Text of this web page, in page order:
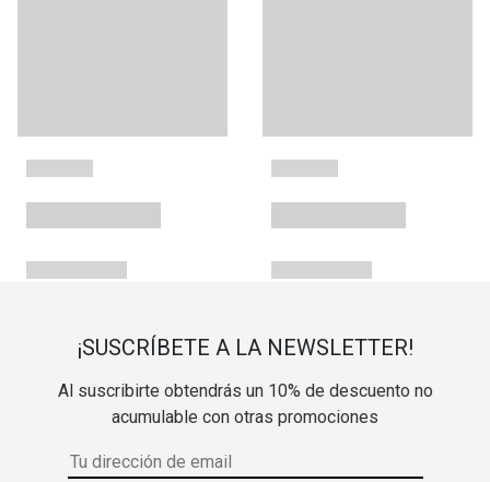
¡SUSCRÍBETE A LA NEWSLETTER!
Al suscribirte obtendrás un 10% de descuento no
acumulable con otras promociones